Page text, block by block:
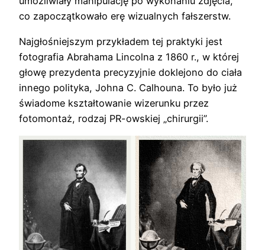
co zapoczątkowało erę wizualnych fałszerstw.
Najgłośniejszym przykładem tej praktyki jest
fotografia Abrahama Lincolna z 1860 r., w której
głowę prezydenta precyzyjnie doklejono do ciała
innego polityka, Johna C. Calhouna. To było już
świadome kształtowanie wizerunku przez
fotomontaż, rodzaj PR-owskiej „chirurgii”.